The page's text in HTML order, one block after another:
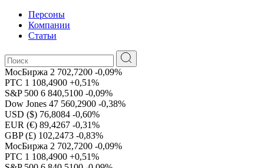
Персоны
Компании
Статьи
МосБиржа 2 702,7200 -0,09%
РТС 1 108,4900 +0,51%
S&P 500 6 840,5100 -0,09%
Dow Jones 47 560,2900 -0,38%
USD ($) 76,8084 -0,60%
EUR (€) 89,4267 -0,31%
GBP (£) 102,2473 -0,83%
МосБиржа 2 702,7200 -0,09%
РТС 1 108,4900 +0,51%